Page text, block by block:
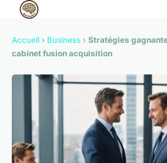
Accueil › Business › Stratégies
cabinet fusion acquisition